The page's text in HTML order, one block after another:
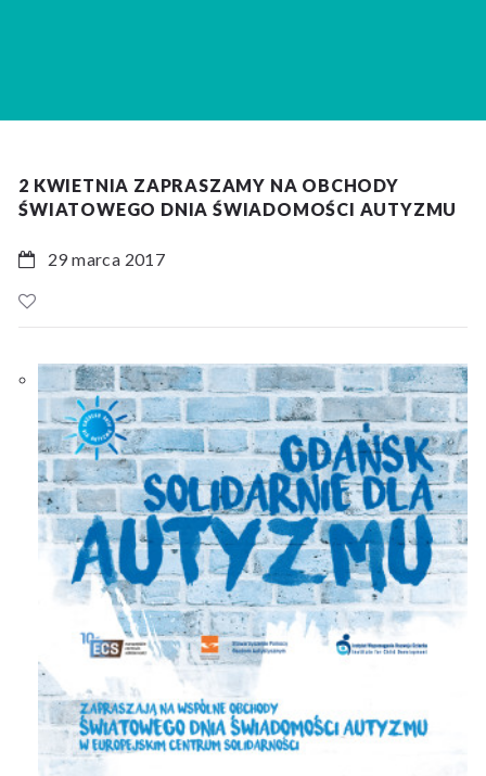
2 KWIETNIA ZAPRASZAMY NA OBCHODY
ŚWIATOWEGO DNIA ŚWIADOMOŚCI AUTYZMU
29 marca 2017